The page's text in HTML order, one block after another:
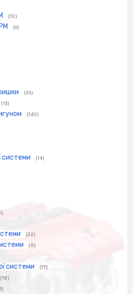
(10)
(6)
(26)
(13)
(140)
системи (14)
(22)
(8)
системи (17)
(18)